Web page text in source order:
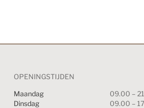
OPENINGSTIJDEN
Maandag
Dinsdag
09.00 –
09.00 –